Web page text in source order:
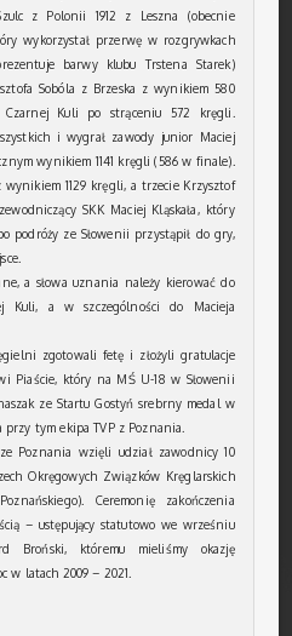
z Polonii 1912 z Leszna (obecnie
wykorzystał przerwę w rozgrywkach
barwy klubu Trstena Starek)
Sobóla z Brzeska z wynikiem 580
Kuli po strąceniu 572 kręgli.
i wygrał zawody junior Maciej
wynikiem 1141 kręgli (586 w finale).
wynikiem 1129 kręgli, a trzecie Krzysztof
SKK Maciej Kląskała, który
podróży ze Słowenii przystąpił do gry,
a słowa uznania należy kierować do
Kuli, a w szczególności do Macieja
zgotowali fetę i złożyli gratulacje
Piaście, który na MŚ U-18 w Słowenii
ze Startu Gostyń srebrny medal w
przy tym ekipa TVP z Poznania.
Poznania wzięli udział zawodnicy 10
Okręgowych Związków Kręglarskich
Ceremonię zakończenia
– ustępujący statutowo we wrześniu
Broński, któremu mieliśmy okazję
w latach 2009 – 2021.